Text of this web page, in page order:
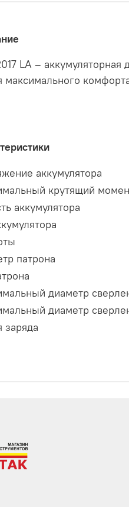
LA –
максимального
аккумулятора
крутящий
аккумулятора
патрона
диаметр
диаметр
заряда